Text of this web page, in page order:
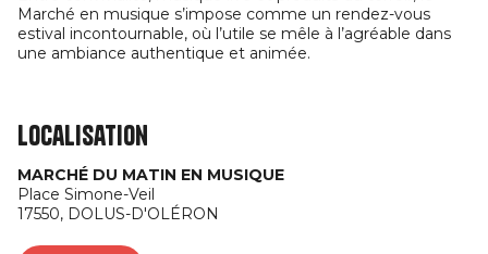
Marché en musique s’impose comme un rendez-vous
estival incontournable, où l’utile se mêle à l’agréable dans
une ambiance authentique et animée.
Localisation
MARCHÉ DU MATIN EN MUSIQUE
Place Simone-Veil
17550, DOLUS-D'OLÉRON